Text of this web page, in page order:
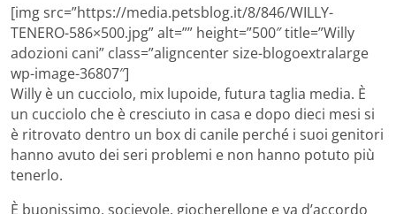
[img src=”https://media.petsblog.it/8/846/WILLY-
TENERO-586×500.jpg” alt=”” height=”500″ title=”Willy
adozioni cani” class=”aligncenter size-blogoextralarge
wp-image-36807″]
Willy è un cucciolo, mix lupoide, futura taglia media. È
un cucciolo che è cresciuto in casa e dopo dieci mesi si
è ritrovato dentro un box di canile perché i suoi genitori
hanno avuto dei seri problemi e non hanno potuto più
tenerlo.
È buonissimo, socievole, giocherellone e va d’accordo